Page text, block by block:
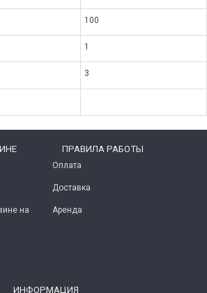
100
1
3
на
ПРАВИЛА РАБОТЫ
Оплата
Доставка
Аренда
ИНФОРМАЦИЯ